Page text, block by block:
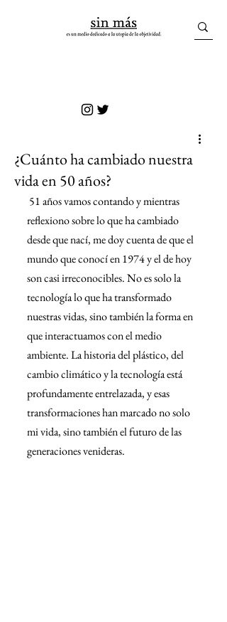
¿Cuánto ha cambiado nuestra
vida en 50 años?
reflexiono sobre lo que ha cambiado
desde que nací, me doy cuenta de que el
mundo que conocí en 1974 y el de hoy
son casi irreconocibles. No es solo la
tecnología lo que ha transformado
nuestras vidas, sino también la forma en
que interactuamos con el medio
ambiente. La historia del plástico, del
cambio climático y la tecnología está
profundamente entrelazada, y esas
transformaciones han marcado no solo
mi vida, sino también el futuro de las
generaciones venideras.